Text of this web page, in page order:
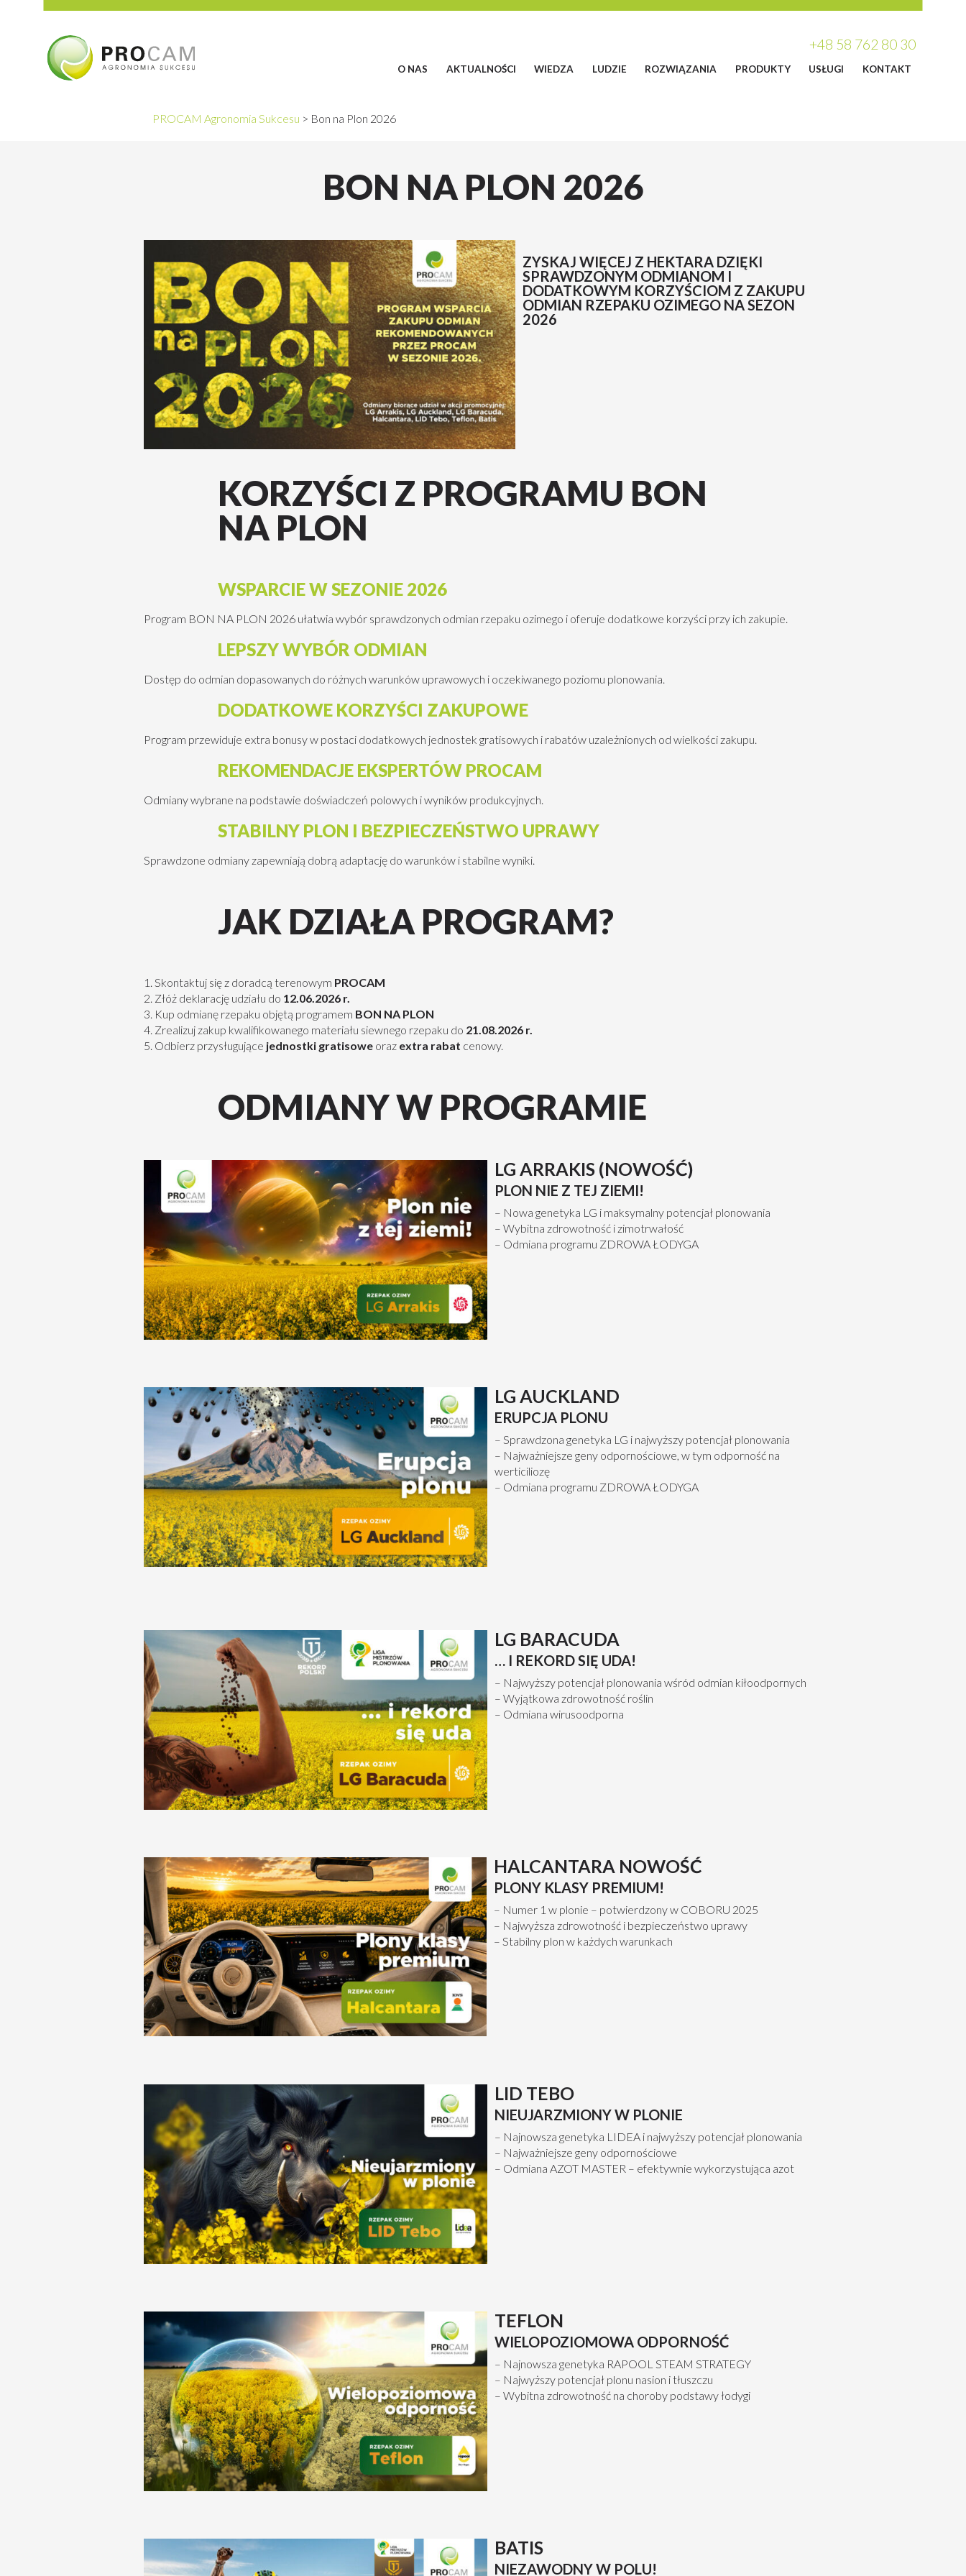
+48 58 762 80 30
O NAS AKTUALNOŚCI WIEDZA LUDZIE ROZWIĄZANIA PRODUKTY USŁUGI KONTAKT
PROCAM Agronomia Sukcesu > Bon na Plon 2026
BON NA PLON 2026
ZYSKAJ WIĘCEJ Z HEKTARA DZIĘKI
SPRAWDZONYM ODMIANOM I
DODATKOWYM KORZYŚCIOM Z ZAKUPU
ODMIAN RZEPAKU OZIMEGO NA SEZON
2026
KORZYŚCI Z PROGRAMU BON
NA PLON
WSPARCIE W SEZONIE 2026
Program BON NA PLON 2026 ułatwia wybór sprawdzonych odmian rzepaku ozimego i oferuje dodatkowe korzyści przy ich zakupie.
LEPSZY WYBÓR ODMIAN
Dostęp do odmian dopasowanych do różnych warunków uprawowych i oczekiwanego poziomu plonowania.
DODATKOWE KORZYŚCI ZAKUPOWE
Program przewiduje extra bonusy w postaci dodatkowych jednostek gratisowych i rabatów uzależnionych od wielkości zakupu.
REKOMENDACJE EKSPERTÓW PROCAM
Odmiany wybrane na podstawie doświadczeń polowych i wyników produkcyjnych.
STABILNY PLON I BEZPIECZEŃSTWO UPRAWY
Sprawdzone odmiany zapewniają dobrą adaptację do warunków i stabilne wyniki.
JAK DZIAŁA PROGRAM?
1. Skontaktuj się z doradcą terenowym PROCAM
2. Złóż deklarację udziału do 12.06.2026 r.
3. Kup odmianę rzepaku objętą programem BON NA PLON
4. Zrealizuj zakup kwalifikowanego materiału siewnego rzepaku do 21.08.2026 r.
5. Odbierz przysługujące jednostki gratisoweoraz extra rabat cenowy.
ODMIANY W PROGRAMIE
LG ARRAKIS (NOWOŚĆ)
PLON NIE Z TEJ ZIEMI!
– Nowa genetyka LG i maksymalny potencjał plonowania
– Wybitna zdrowotność i zimotrwałość
– Odmiana programu ZDROWA ŁODYGA
LG AUCKLAND
ERUPCJA PLONU
– Sprawdzona genetyka LG i najwyższy potencjał plonowania
– Najważniejsze geny odpornościowe, w tym odporność na
werticiliozę
– Odmiana programu ZDROWA ŁODYGA
LG BARACUDA
… I REKORD SIĘ UDA!
– Najwyższy potencjał plonowania wśród odmian kiłoodpornych
– Wyjątkowa zdrowotność roślin
– Odmiana wirusoodporna
HALCANTARA NOWOŚĆ
PLONY KLASY PREMIUM!
– Numer 1 w plonie – potwierdzony w COBORU 2025
– Najwyższa zdrowotność i bezpieczeństwo uprawy
– Stabilny plon w każdych warunkach
LID TEBO
NIEUJARZMIONY W PLONIE
– Najnowsza genetyka LIDEA i najwyższy potencjał plonowania
– Najważniejsze geny odpornościowe
– Odmiana AZOT MASTER – efektywnie wykorzystująca azot
TEFLON
WIELOPOZIOMOWA ODPORNOŚĆ
– Najnowsza genetyka RAPOOL STEAM STRATEGY
– Najwyższy potencjał plonu nasion i tłuszczu
– Wybitna zdrowotność na choroby podstawy łodygi
BATIS
NIEZAWODNY W POLU!